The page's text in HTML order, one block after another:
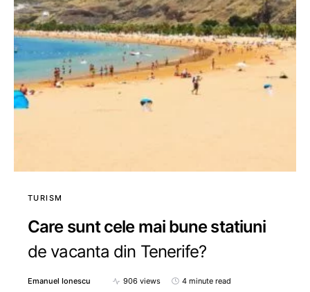
TURISM
Care sunt cele mai bune statiuni
de vacanta din Tenerife?
Emanuel Ionescu 906 views 4 minute read